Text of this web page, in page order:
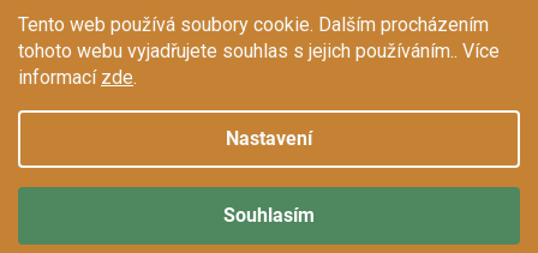
Tento web používá soubory cookie. Dalším procházením
tohoto webu vyjadřujete souhlas s jejich používáním.. Více
informací zde.
Nastavení
Souhlasím
Vytvořil Shoptet
Copyright 2026Chytrá Opička. Všechna práva vyhrazena.